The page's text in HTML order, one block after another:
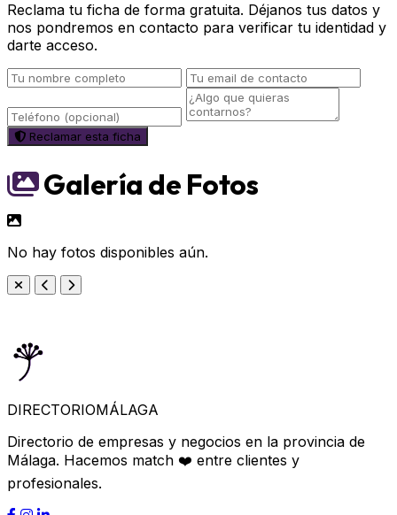
Reclama tu ficha de forma gratuita. Déjanos tus datos y
nos pondremos en contacto para verificar tu identidad y
darte acceso.
Reclamar esta ficha
Galería de Fotos
No hay fotos disponibles aún.
DIRECTORIOMÁLAGA
Directorio de empresas y negocios en la provincia de
Málaga. Hacemos match ❤️ entre clientes y
profesionales.